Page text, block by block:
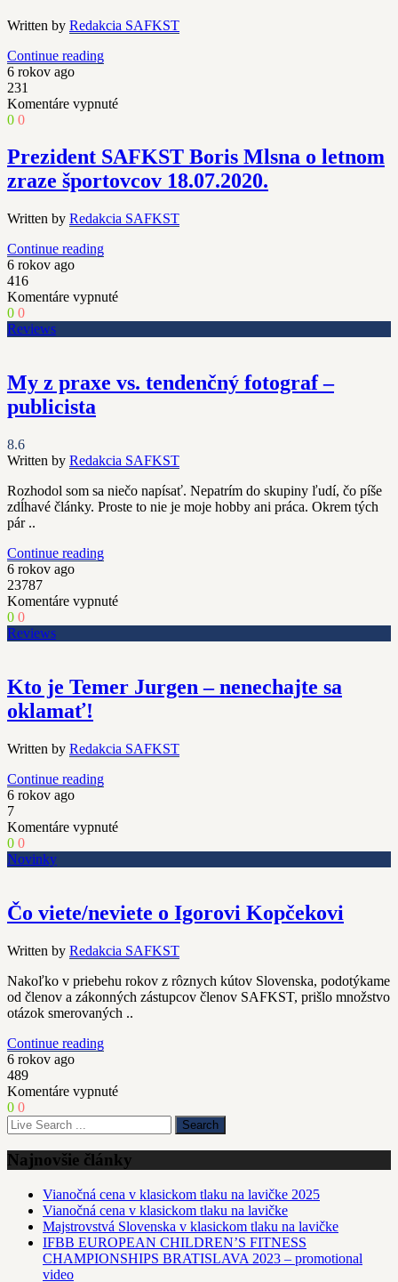
Written by Redakcia SAFKST
Continue reading
6 rokov ago
231
Komentáre vypnuténa
Gabrielou
Mlsnovou
o
E-
súťažiach,
trénerke
SAFKST
2020.
0 0
Prezident SAFKST Boris Mlsna o letnom
zraze športovcov 18.07.2020.
Written by Redakcia SAFKST
Continue reading
6 rokov ago
416
Komentáre vypnuténa
letnom
0 0
Reviews
My z praxe vs. tendenčný fotograf –
publicista
8.6
Written by Redakcia SAFKST
Rozhodol som sa niečo napísať. Nepatrím do skupiny ľudí, čo píše
zdĺhavé články. Proste to nie je moje hobby ani práca. Okrem tých
pár ..
Continue reading
6 rokov ago
23787
Komentáre vypnuténa
tendenčný
fotograf
0 0
Reviews
Kto je Temer Jurgen – nenechajte sa
oklamať!
Written by Redakcia SAFKST
Continue reading
6 rokov ago
7
Komentáre vypnuténa
–
nenechajte
oklamať!
0 0
Novinky
Čo viete/neviete o Igorovi Kopčekovi
Written by Redakcia SAFKST
Nakoľko v priebehu rokov z rôznych kútov Slovenska, podotýkame
od členov a zákonných zástupcov členov SAFKST, prišlo množstvo
otázok smerovaných ..
Continue reading
6 rokov ago
489
Komentáre vypnuténa
viete/neviete
o
Igorovi
Kopčekovi
0 0
Najnovšie články
Vianočná cena v klasickom tlaku na lavičke 2025
Vianočná cena v klasickom tlaku na lavičke
Majstrovstvá Slovenska v klasickom tlaku na lavičke
IFBB EUROPEAN CHILDREN’S FITNESS
CHAMPIONSHIPS BRATISLAVA 2023 – promotional
video